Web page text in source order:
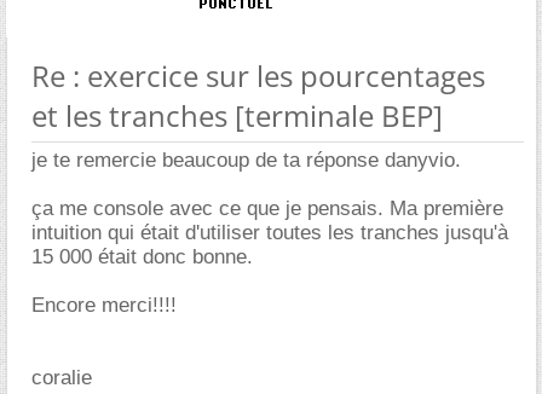
Re : exercice sur les pourcentages
et les tranches [terminale BEP]
je te remercie beaucoup de ta réponse danyvio.
ça me console avec ce que je pensais. Ma première
intuition qui était d'utiliser toutes les tranches jusqu'à
15 000 était donc bonne.
Encore merci!!!!
coralie